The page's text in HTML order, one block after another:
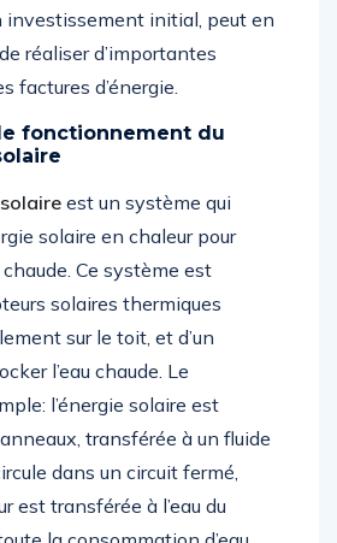
investissement initial, peut en
réaliser d’importantes
factures d’énergie.
fonctionnement du
est un système qui
solaire en chaleur pour
chaude. Ce système est
solaires thermiques
sur le toit, et d’un
l’eau chaude. Le
l’énergie solaire est
transférée à un fluide
dans un circuit fermé,
est transférée à l’eau du